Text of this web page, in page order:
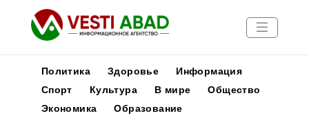
Политика Здоровье
Информация
Спорт
Культура В мире
Общество
Экономика
Образование